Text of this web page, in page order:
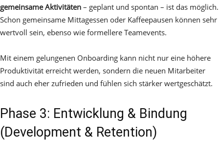
gemeinsame Aktivitäten – geplant und spontan – ist das möglich.
Schon gemeinsame Mittagessen oder Kaffeepausen können sehr
wertvoll sein, ebenso wie formellere Teamevents.
Mit einem gelungenen Onboarding kann nicht nur eine höhere
Produktivität erreicht werden, sondern die neuen Mitarbeiter
sind auch eher zufrieden und fühlen sich stärker wertgeschätzt.
Phase 3: Entwicklung & Bindung
(Development & Retention)